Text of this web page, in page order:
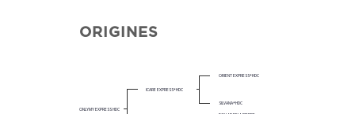
ORIGINES
ONLYMY EXPRESS HDC
ICARE EXPRESS*HDC
ORIENT EXPRESS*HDC
SILVANA*HDC